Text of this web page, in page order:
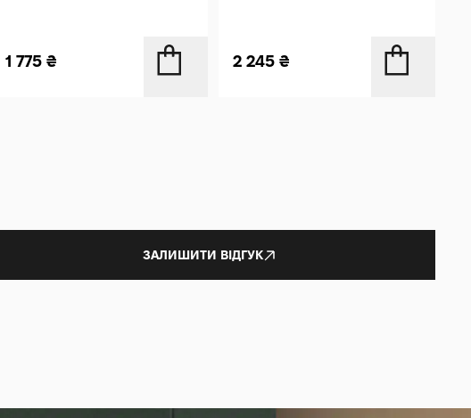
1 775 ₴ 2 245 ₴
ЗАЛИШИТИ ВІДГУК